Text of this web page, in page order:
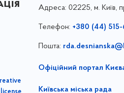
Адреса: 02225, м. Київ,
Телефон: +380 (44)
Пошта:
Офіційний портал
Київська міська рада